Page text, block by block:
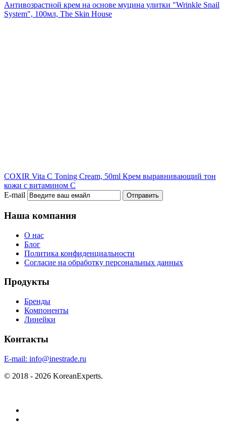
Антивозрастной крем на основе муцина улитки "Wrinkle Snail
System", 100мл, The Skin House
COXIR Vita C Toning Cream, 50ml Крем выравнивающий тон
кожи с витамином С
E-mail
Отправить
Наша компания
О нас
Блог
Политика конфиденциальности
Согласие на обработку персональных данных
Продукты
Бренды
Компоненты
Линейки
Контакты
E-mail: info@inestrade.ru
© 2018 - 2026 KoreanExperts.